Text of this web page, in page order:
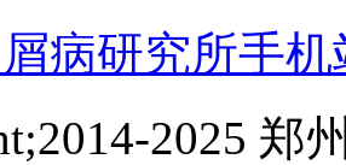
病研究所手机
2025 郑